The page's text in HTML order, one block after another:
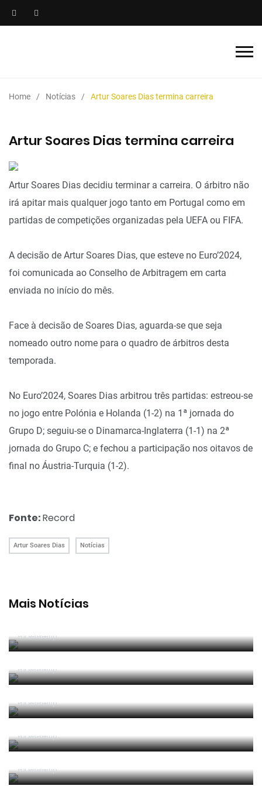
Home Notícias Artur Soares Dias termina carreira
Artur Soares Dias termina carreira
Artur Soares Dias decidiu terminar a carreira. O árbitro não
irá apitar mais qualquer jogo tanto em Portugal como em
partidas de competições organizadas pela UEFA ou FIFA.
A decisão de Artur Soares Dias, que esteve no Euro’2024,
foi comunicada ao Conselho de Arbitragem em carta
enviada no início do mês.
Face à decisão de Soares Dias, aguarda-se que seja
nomeado outro nome para o quadro de árbitros desta
temporada.
No Euro’2024, Soares Dias arbitrou três partidas: estreou-se
no jogo entre Polónia e Holanda (1-2) na 1ª jornada do
Grupo D; seguiu-se o Dinamarca-Inglaterra (1-1) na 2ª
jornada do Grupo C; e fechou a participação nos oitavos de
final no Áustria-Turquia (1-2).
Fonte:Record
Artur Soares Dias Notícias
Mais Notícias
Por RefereeTip
João Pinheiro nomeado pela FIFA para o Mundial
Por RefereeTip
APAF espera que câmaras corporais possam
Por RefereeTip
Vídeo: árbitro assistente ensina Calafiori a... fazer
Por RefereeTip
Sérgio Soares na final da Superfinal Europeia de
Por RefereeTip